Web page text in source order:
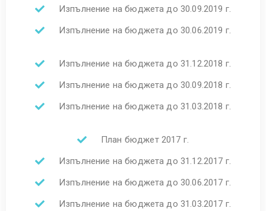
Изпълнение на бюджета до 30.09.2019 г.
Изпълнение на бюджета до 30.06.2019 г.
Изпълнение на бюджета до 31.12.2018 г.
Изпълнение на бюджета до 30.09.2018 г.
Изпълнение на бюджета до 31.03.2018 г.
План бюджет 2017 г.
Изпълнение на бюджета до 31.12.2017 г.
Изпълнение на бюджета до 30.06.2017 г.
Изпълнение на бюджета до 31.03.2017 г.